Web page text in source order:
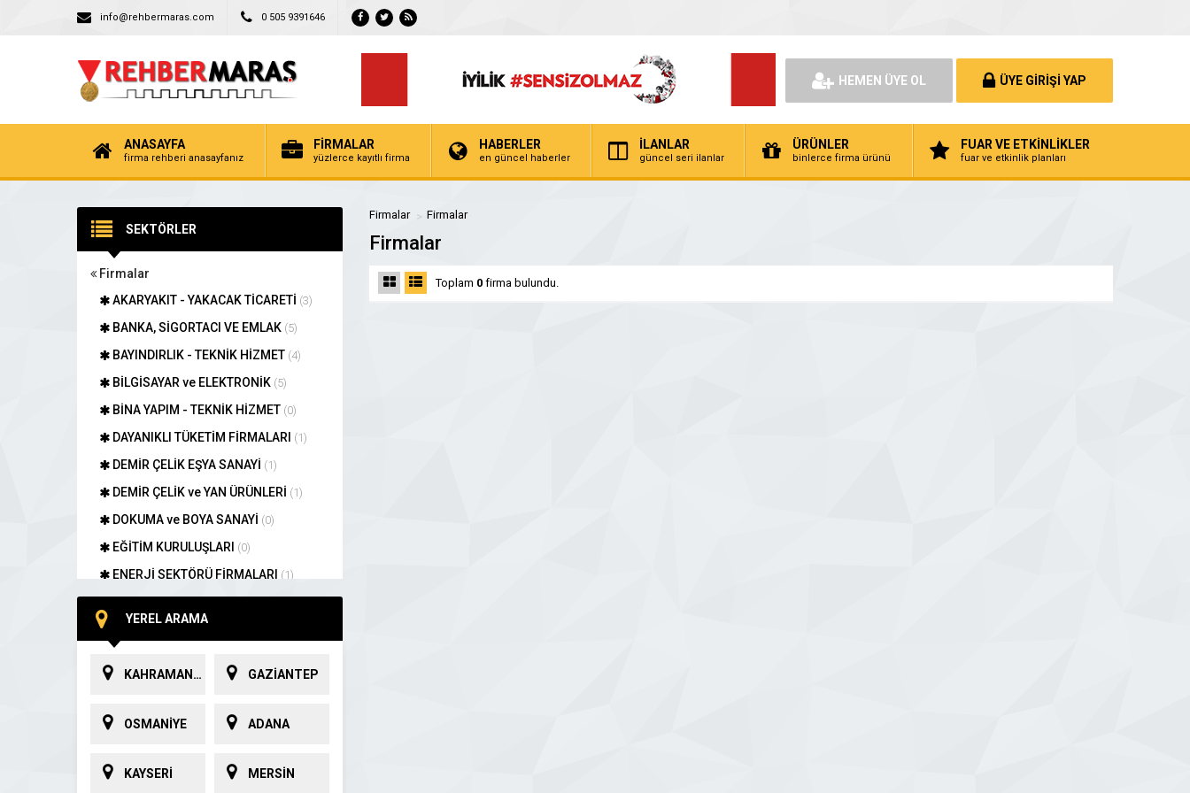
info@rehbermaras.com 0 505 9391646
HEMEN ÜYE OL ÜYE GİRİŞİ YAP
ANASAYFA
firma rehberi anasayfanız
FİRMALAR
yüzlerce kayıtlı firma
HABERLER
en güncel haberler
İLANLAR
güncel seri ilanlar
ÜRÜNLER
binlerce firma ürünü
FUAR VE ETKİNLİKLER
fuar ve etkinlik planları
SEKTÖRLER
Firmalar
AKARYAKIT - YAKACAK TİCARETİ (3)
BANKA, SİGORTACI VE EMLAK (5)
BAYINDIRLIK - TEKNİK HİZMET (4)
BİLGİSAYAR ve ELEKTRONİK (5)
BİNA YAPIM - TEKNİK HİZMET (0)
DAYANIKLI TÜKETİM FİRMALARI (1)
DEMİR ÇELİK EŞYA SANAYİ (1)
DEMİR ÇELİK ve YAN ÜRÜNLERİ (1)
DOKUMA ve BOYA SANAYİ (0)
EĞİTİM KURULUŞLARI (0)
ENERJİ SEKTÖRÜ FİRMALARI (1)
İNŞAAT MALZEMELERİ TİCARETİ
İPLİK SANAYİ
MÜHENDİSLİK ve MİMARLIK(0)
YEREL ARAMA
KAHRAMANMARAŞ GAZİANTEP
OSMANİYE ADANA
KAYSERİ MERSİN
Firmalar Firmalar
Firmalar
Toplam 0 firma bulundu.